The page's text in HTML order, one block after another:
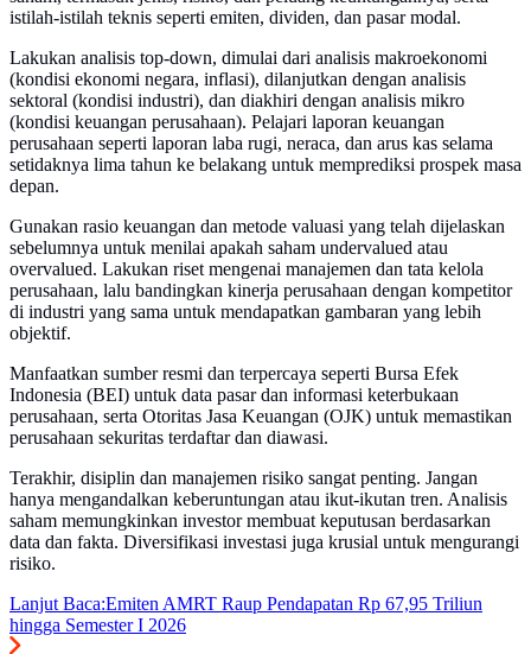
istilah-istilah teknis seperti emiten, dividen, dan pasar modal.
Lakukan analisis top-down, dimulai dari analisis makroekonomi
(kondisi ekonomi negara, inflasi), dilanjutkan dengan analisis
sektoral (kondisi industri), dan diakhiri dengan analisis mikro
(kondisi keuangan perusahaan). Pelajari laporan keuangan
perusahaan seperti laporan laba rugi, neraca, dan arus kas selama
setidaknya lima tahun ke belakang untuk memprediksi prospek masa
depan.
Gunakan rasio keuangan dan metode valuasi yang telah dijelaskan
sebelumnya untuk menilai apakah saham undervalued atau
overvalued. Lakukan riset mengenai manajemen dan tata kelola
perusahaan, lalu bandingkan kinerja perusahaan dengan kompetitor
di industri yang sama untuk mendapatkan gambaran yang lebih
objektif.
Manfaatkan sumber resmi dan terpercaya seperti Bursa Efek
Indonesia (BEI) untuk data pasar dan informasi keterbukaan
perusahaan, serta Otoritas Jasa Keuangan (OJK) untuk memastikan
perusahaan sekuritas terdaftar dan diawasi.
Terakhir, disiplin dan manajemen risiko sangat penting. Jangan
hanya mengandalkan keberuntungan atau ikut-ikutan tren. Analisis
saham memungkinkan investor membuat keputusan berdasarkan
data dan fakta. Diversifikasi investasi juga krusial untuk mengurangi
risiko.
Lanjut Baca:Emiten AMRT Raup Pendapatan Rp 67,95 Triliun
hingga Semester I 2026